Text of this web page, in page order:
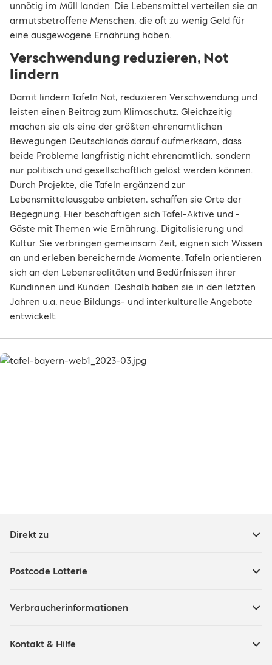
unnötig im Müll landen. Die Lebensmittel verteilen sie an
armutsbetroffene Menschen, die oft zu wenig Geld für
eine ausgewogene Ernährung haben.
Verschwendung reduzieren, Not
lindern
Damit lindern Tafeln Not, reduzieren Verschwendung und
leisten einen Beitrag zum Klimaschutz. Gleichzeitig
machen sie als eine der größten ehrenamtlichen
Bewegungen Deutschlands darauf aufmerksam, dass
beide Probleme langfristig nicht ehrenamtlich, sondern
nur politisch und gesellschaftlich gelöst werden können.
Durch Projekte, die Tafeln ergänzend zur
Lebensmittelausgabe anbieten, schaffen sie Orte der
Begegnung. Hier beschäftigen sich Tafel-Aktive und -
Gäste mit Themen wie Ernährung, Digitalisierung und
Kultur. Sie verbringen gemeinsam Zeit, eignen sich Wissen
an und erleben bereichernde Momente. Tafeln orientieren
sich an den Lebensrealitäten und Bedürfnissen ihrer
Kundinnen und Kunden. Deshalb haben sie in den letzten
Jahren u.a. neue Bildungs- und interkulturelle Angebote
entwickelt.
Direkt zu
Postcode Lotterie
Verbraucherinformationen
Kontakt & Hilfe